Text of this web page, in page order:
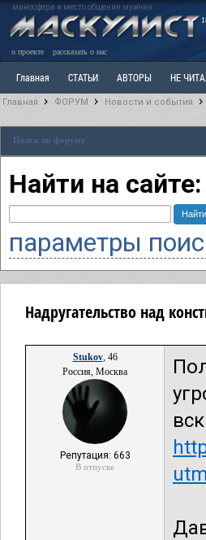
маносфера и место общения мужчин
о проекте рассказать о нас
Главная СТАТЬИ АВТОРЫ НЕ
РАЗДЕЛ: Разное
Главная ФОРУМ Новости и события
Поиск по форуму
Найти на сайте:
параметры
Надругательство над
Stukov, 46
Россия, Москва
Репутация: 663
В отпуске